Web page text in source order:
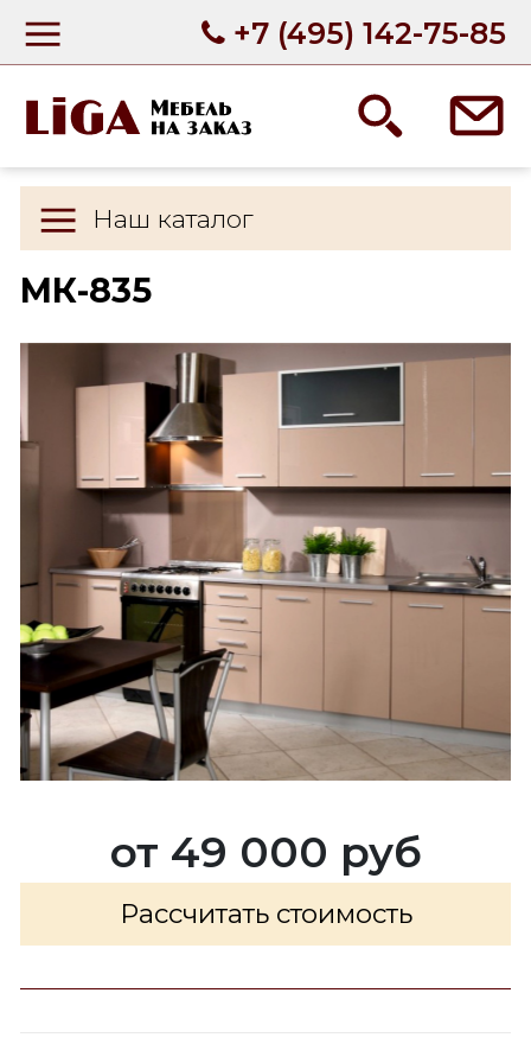
+7 (495) 142-75-85
Наш каталог
МК-835
от 49 000 руб
Рассчитать стоимость